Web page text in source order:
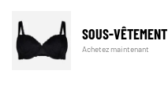
SOUS-VÊTEMENT
Achetez maintenant